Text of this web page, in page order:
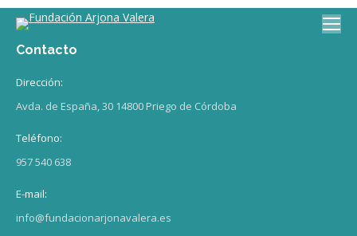
Contacto
Dirección:
Avda. de España, 30 14800 Priego de Córdoba
Teléfono:
957 540 638
E-mail:
info@fundacionarjonavalera.es